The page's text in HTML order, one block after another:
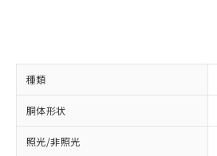
種類
胴体形状
照光/非照光